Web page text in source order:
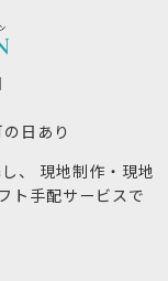
日あり
、 現地制作・現地
ト手配サービスで